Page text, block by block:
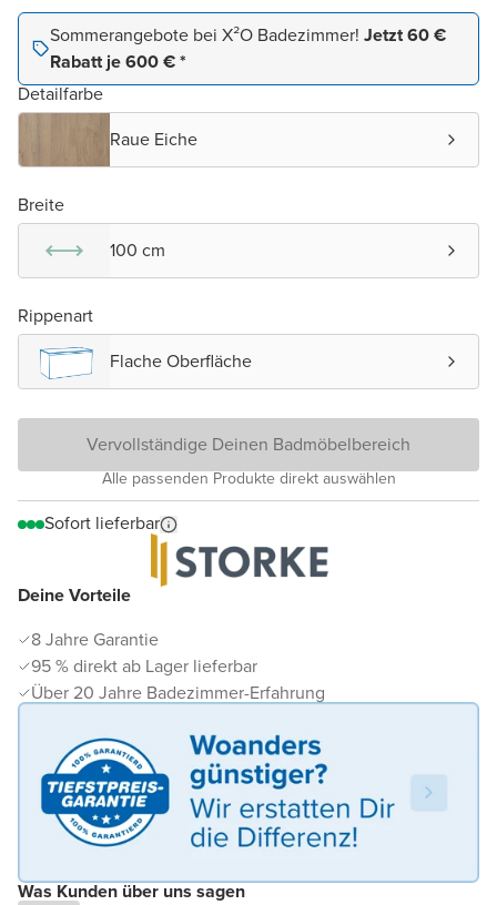
Deine Vorteile
8 Jahre Garantie
95 % direkt ab Lager lieferbar
Über 20 Jahre Badezimmer-Erfahrung
Was Kunden über uns sagen
Sommerangebote bei X²O Badezimmer! Jetzt 60 €
Rabatt je 600 € *
Detailfarbe
Raue Eiche
Breite
100 cm
Rippenart
Flache Oberfläche
Vervollständige Deinen Badmöbelbereich
Alle passenden Produkte direkt auswählen
Sofort lieferbar